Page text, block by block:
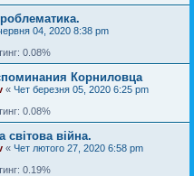
04, 2020 8:38 pm
0.08%
Корниловца
« Чет березня 05, 2020 6:25 pm
0.08%
світова війна.
« Чет лютого 27, 2020 6:58 pm
0.19%